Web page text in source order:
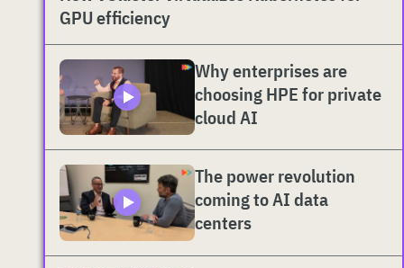
GPU efficiency
Why enterprises are
choosing HPE for private
cloud AI
The power revolution
coming to AI data
centers